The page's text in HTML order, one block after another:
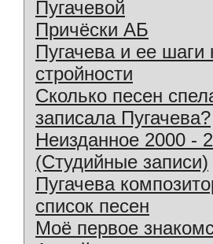
Пугачевой
Причёски АБ
Пугачева и ее шаги
стройности
Сколько песен
записала Пугачева?
Неизданное 2000 -
(Студийные записи)
Пугачева
список песен
Моё первое